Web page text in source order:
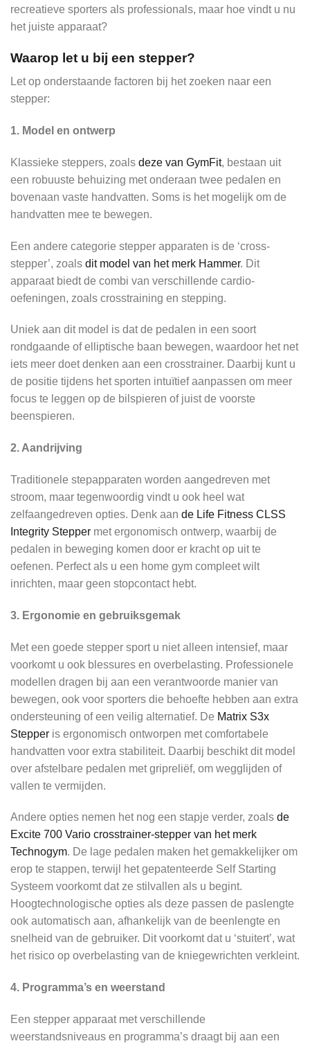
recreatieve sporters als professionals, maar hoe vindt u nu
het juiste apparaat?
Waarop let u bij een stepper?
Let op onderstaande factoren bij het zoeken naar een
stepper:
1. Model en ontwerp
Klassieke steppers, zoals deze van GymFit, bestaan uit
een robuuste behuizing met onderaan twee pedalen en
bovenaan vaste handvatten. Soms is het mogelijk om de
handvatten mee te bewegen.
Een andere categorie stepper apparaten is de ‘cross-
stepper’, zoals dit model van het merk Hammer. Dit
apparaat biedt de combi van verschillende cardio-
oefeningen, zoals crosstraining en stepping.
Uniek aan dit model is dat de pedalen in een soort
rondgaande of elliptische baan bewegen, waardoor het net
iets meer doet denken aan een crosstrainer. Daarbij kunt u
de positie tijdens het sporten intuïtief aanpassen om meer
focus te leggen op de bilspieren of juist de voorste
beenspieren.
2. Aandrijving
Traditionele stepapparaten worden aangedreven met
stroom, maar tegenwoordig vindt u ook heel wat
zelfaangedreven opties. Denk aan de Life Fitness CLSS
Integrity Stepper met ergonomisch ontwerp, waarbij de
pedalen in beweging komen door er kracht op uit te
oefenen. Perfect als u een home gym compleet wilt
inrichten, maar geen stopcontact hebt.
3. Ergonomie en gebruiksgemak
Met een goede stepper sport u niet alleen intensief, maar
voorkomt u ook blessures en overbelasting. Professionele
modellen dragen bij aan een verantwoorde manier van
bewegen, ook voor sporters die behoefte hebben aan extra
ondersteuning of een veilig alternatief. De Matrix S3x
Stepper is ergonomisch ontworpen met comfortabele
handvatten voor extra stabiliteit. Daarbij beschikt dit model
over afstelbare pedalen met gripreliëf, om wegglijden of
vallen te vermijden.
Andere opties nemen het nog een stapje verder, zoals de
Excite 700 Vario crosstrainer-stepper van het merk
Technogym. De lage pedalen maken het gemakkelijker om
erop te stappen, terwijl het gepatenteerde Self Starting
Systeem voorkomt dat ze stilvallen als u begint.
Hoogtechnologische opties als deze passen de paslengte
ook automatisch aan, afhankelijk van de beenlengte en
snelheid van de gebruiker. Dit voorkomt dat u ‘stuitert’, wat
het risico op overbelasting van de kniegewrichten verkleint.
4. Programma’s en weerstand
Een stepper apparaat met verschillende
weerstandsniveaus en programma’s draagt bij aan een